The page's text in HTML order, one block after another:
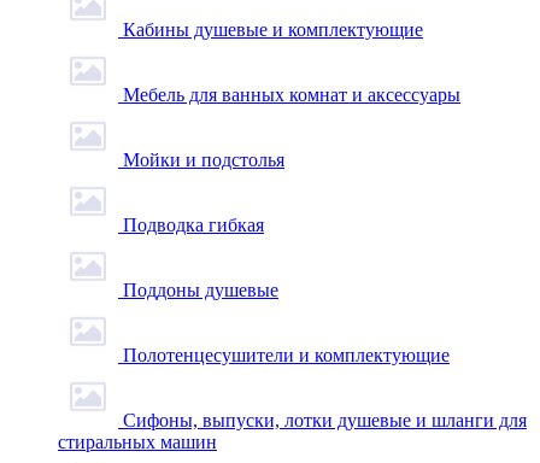
Кабины душевые и комплектующие
Мебель для ванных комнат и аксессуары
Мойки и подстолья
Подводка гибкая
Поддоны душевые
Полотенцесушители и комплектующие
Сифоны, выпуски, лотки душевые и шланги для
стиральных машин